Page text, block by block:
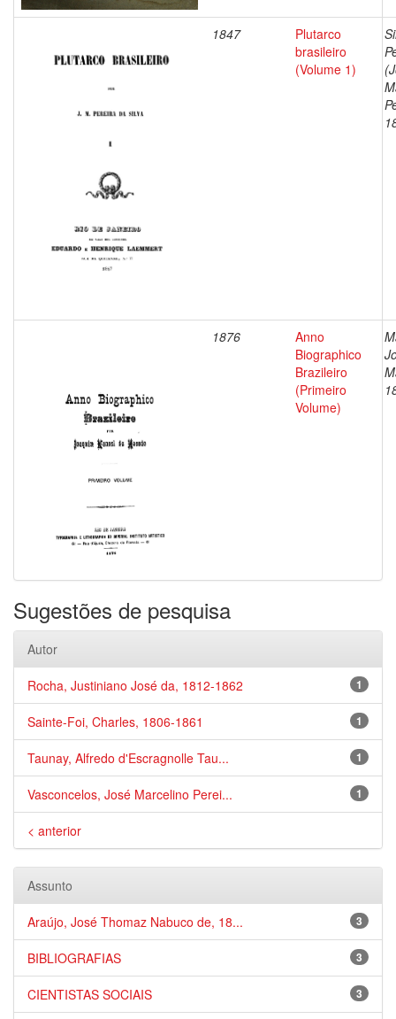
1847
Plutarco
brasileiro
(Volume 1)
1876
Anno
Biographico
Brazileiro
(Primeiro
Volume)
Sugestões de pesquisa
Autor
1
Rocha, Justiniano José da, 1812-1862
1
Sainte-Foi, Charles, 1806-1861
1
Taunay, Alfredo d'Escragnolle Tau...
1
Vasconcelos, José Marcelino Perei...
< anterior
Assunto
3
Araújo, José Thomaz Nabuco de, 18...
3
BIBLIOGRAFIAS
3
CIENTISTAS SOCIAIS